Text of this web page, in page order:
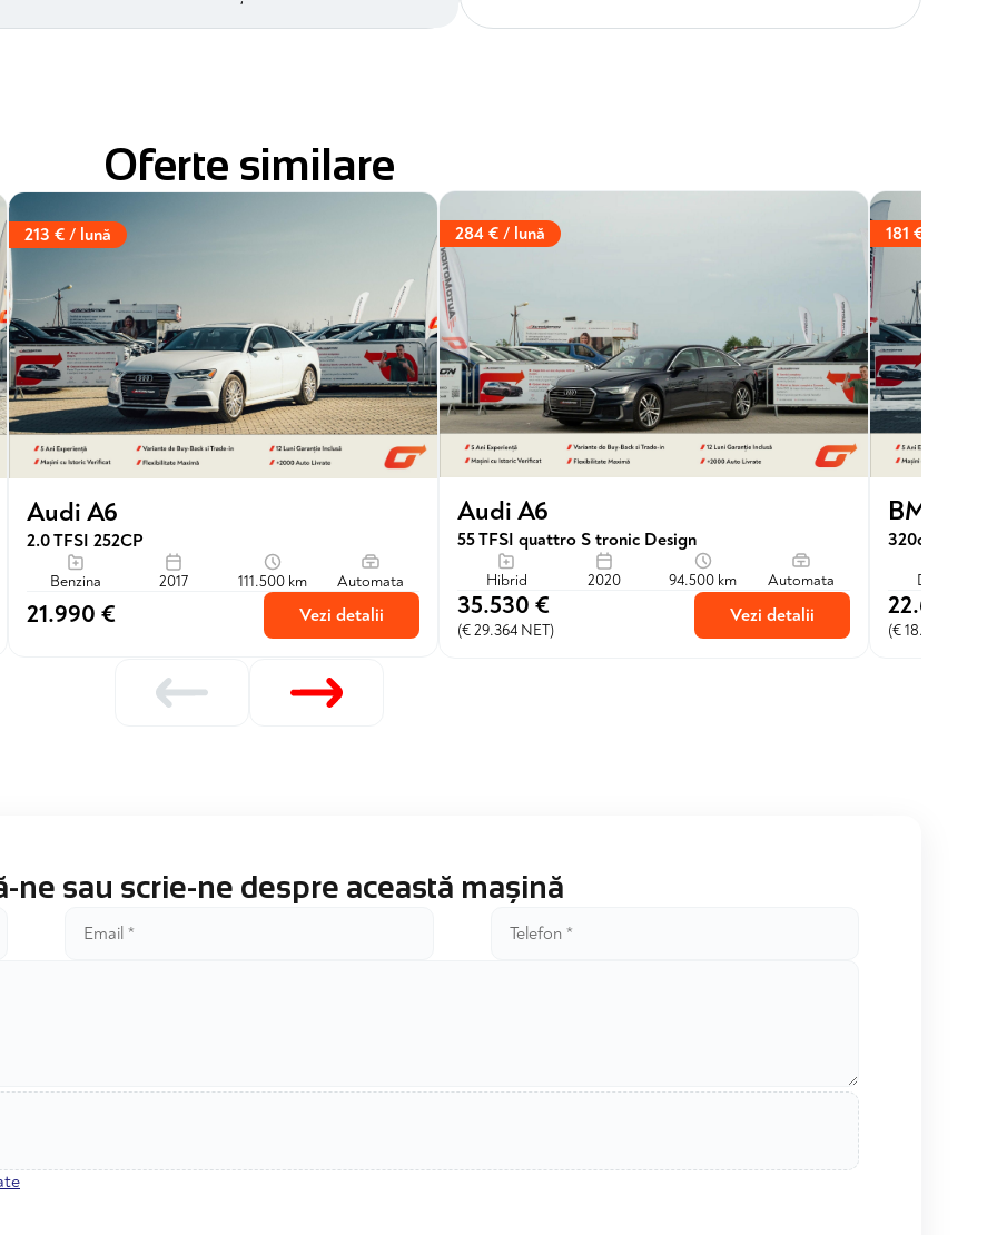
Oferte similare
213 € / lună
Audi A6
2.0 TFSI 252CP
Benzina 2017 111.500 km Automata
21.990 € Vezi detalii
284 € / lună
Audi A6
55 TFSI quattro S tronic Design
Hibrid 2020 94.500 km Automata
35.530 €
(€ 29.364 NET)
Vezi detalii
181 € / lună
BMW
320d xDrive
Diesel
22.600 €
(€ 18.678 NET)
ne sau scrie-ne despre această mașină